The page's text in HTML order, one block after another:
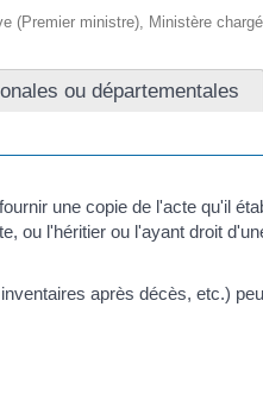
(Premier ministre), Ministère
ou départementales
une copie de l'acte qu'il
ou l'héritier ou l'ayant droit
après décès, etc.)